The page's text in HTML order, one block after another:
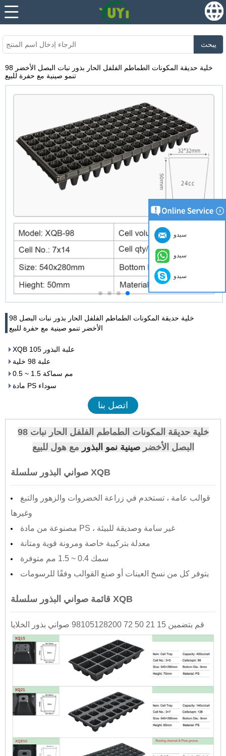
......
يبحث
98 خلية حديقة المكونات الطماطم الفلفل الحار بذور نبات البصل الأخضر
تنمو صينية مع حفرة للبيع
98 خلية حديقة المكونات الطماطم الفلفل الحار بذور نبات البصل
الأخضر تنمو صينية مع حفرة للبيع
XQB 105 علبة البذور
علبة 98 خلية
0.5 ~ 1.5 مم سماكة
مادة PS سوداء
اتصل بنا
98 خلية حديقة المكونات الطماطم الفلفل الحار نبات
البصل الأخضرصينية نمو البذور مع هول للبيع
صواني البذور سلسلة XQB
قوالب عامة ، تستخدم في زراعة الخضروات والزهور والتبغ
وغيرها
مصنوعة من مادة PS ، غير سامة وصديقة للبيئة
معدلة بتركيبة خاصة ومرونة قوية ومتانة
سمك 0.4 ~ 1.5 مم متوفرة
يتوفر كل من نسخ العينات أو صنع القوالب وفقًا للرسومات
قائمة صواني البذور سلسلة XQB
قم بتضمين 15 21 50 72 98105128200 صواني بذور الخلايا
سيدو
سيدو
سيدو